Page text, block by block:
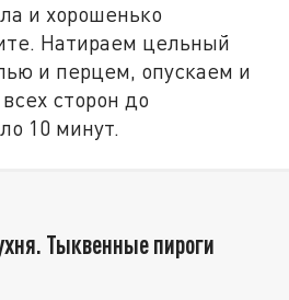
и хорошенько
Натираем цельный
и перцем, опускаем и
сторон до
10 минут.
Тыквенные пироги